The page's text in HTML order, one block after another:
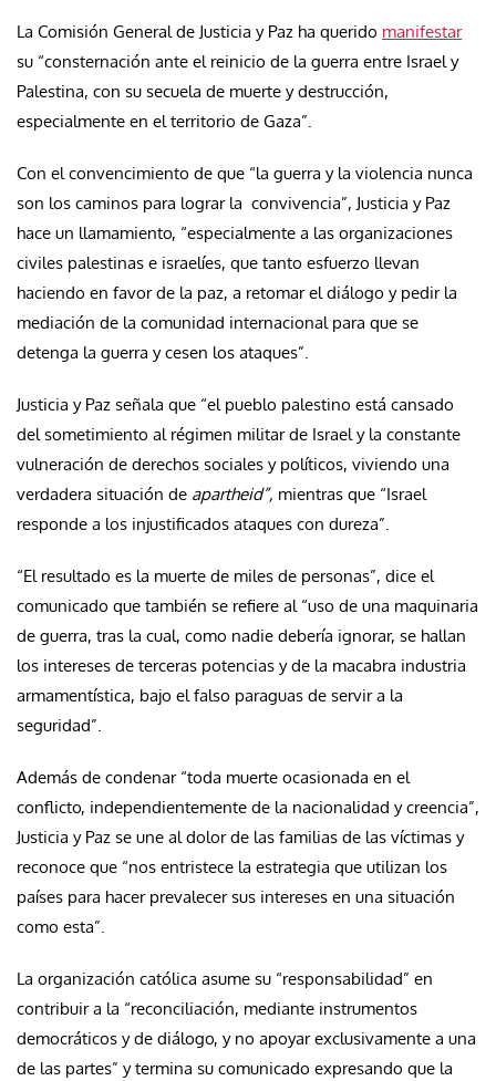
La Comisión General de Justicia y Paz ha querido manifestar
su “consternación ante el reinicio de la guerra entre Israel y
Palestina, con su secuela de muerte y destrucción,
especialmente en el territorio de Gaza”.
Con el convencimiento de que “la guerra y la violencia nunca
son los caminos para lograr la convivencia”, Justicia y Paz
hace un llamamiento, “especialmente a las organizaciones
civiles palestinas e israelíes, que tanto esfuerzo llevan
haciendo en favor de la paz, a retomar el diálogo y pedir la
mediación de la comunidad internacional para que se
detenga la guerra y cesen los ataques”.
Justicia y Paz señala que “el pueblo palestino está cansado
del sometimiento al régimen militar de Israel y la constante
vulneración de derechos sociales y políticos, viviendo una
verdadera situación de apartheid”, mientras que “Israel
responde a los injustificados ataques con dureza”.
“El resultado es la muerte de miles de personas”, dice el
comunicado que también se refiere al “uso de una maquinaria
de guerra, tras la cual, como nadie debería ignorar, se hallan
los intereses de terceras potencias y de la macabra industria
armamentística, bajo el falso paraguas de servir a la
seguridad”.
Además de condenar “toda muerte ocasionada en el
conflicto, independientemente de la nacionalidad y creencia”,
Justicia y Paz se une al dolor de las familias de las víctimas y
reconoce que “nos entristece la estrategia que utilizan los
países para hacer prevalecer sus intereses en una situación
como esta”.
La organización católica asume su “responsabilidad” en
contribuir a la “reconciliación, mediante instrumentos
democráticos y de diálogo, y no apoyar exclusivamente a una
de las partes” y termina su comunicado expresando que la